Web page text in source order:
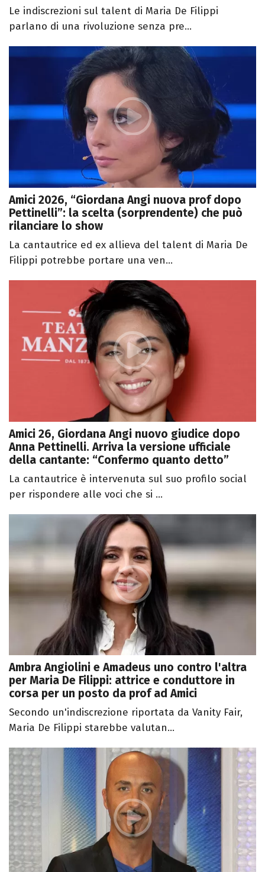
Le indiscrezioni sul talent di Maria De Filippi
parlano di una rivoluzione senza pre...
Amici 2026, “Giordana Angi nuova prof dopo
Pettinelli”: la scelta (sorprendente) che può
rilanciare lo show
La cantautrice ed ex allieva del talent di Maria De
Filippi potrebbe portare una ven...
Amici 26, Giordana Angi nuovo giudice dopo
Anna Pettinelli. Arriva la versione ufficiale
della cantante: “Confermo quanto detto”
La cantautrice è intervenuta sul suo profilo social
per rispondere alle voci che si ...
Ambra Angiolini e Amadeus uno contro l'altra
per Maria De Filippi: attrice e conduttore in
corsa per un posto da prof ad Amici
Secondo un'indiscrezione riportata da Vanity Fair,
Maria De Filippi starebbe valutan...